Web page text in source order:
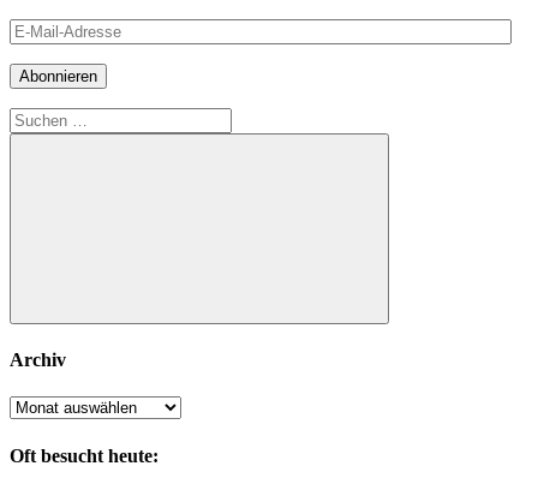
E-
Mail-
Adresse
Abonnieren
Suchen
nach:
Suchen
Archiv
Archiv
Oft besucht heute: